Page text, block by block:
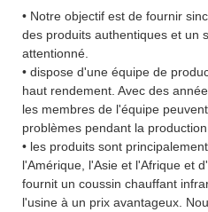
• Notre objectif est de fournir
des produits authentiques et un
attentionné.
• dispose d'une équipe de
haut rendement. Avec des
les membres de l'équipe
problèmes pendant la production.
• les produits sont
l'Amérique, l'Asie et l'Afrique et
fournit un coussin chauffant
l'usine à un prix avantageux.